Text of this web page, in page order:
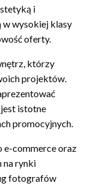
i
w wysokiej klasy
oferty.
którzy
projektów.
istotne
promocyjnych.
e-commerce oraz
na rynki
fotografów